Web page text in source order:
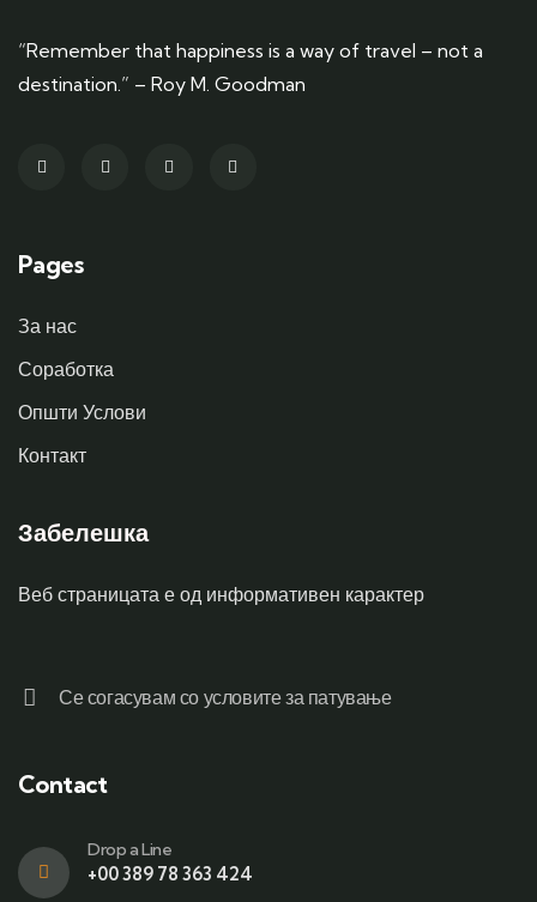
“Remember that happiness is a way of travel – not a
destination.” – Roy M. Goodman
Pages
За нас
Соработка
Општи Услови
Контакт
Забелешка
Веб страницата е од информативен карактер
Се согасувам со условите за патување
Contact
Drop a Line
+00 389 78 363 424